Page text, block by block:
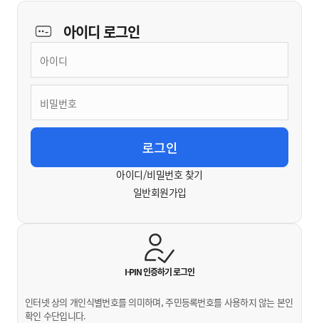
아이디로그인
아이디/비밀번호 찾기
일반회원가입
I-PIN 인증하기로그인
인터넷 상의 개인식별번호를 의미하며, 주민등록번호를 사용하지 않는 본인
확인 수단입니다.